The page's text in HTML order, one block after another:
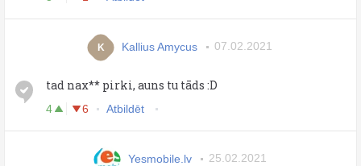
K Kallius Amycus 07.02.2021
tad nax** pirki, auns tu tāds :D
4 6 Atbildēt
Yesmobile.lv 25.02.2021